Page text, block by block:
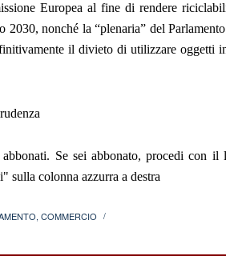
Europea al fine di rendere
2030, nonché la “plenaria” del
il divieto di utilizzare oggetti
Se sei abbonato, procedi con il
sulla colonna azzurra a destra
, COMMERCIO /